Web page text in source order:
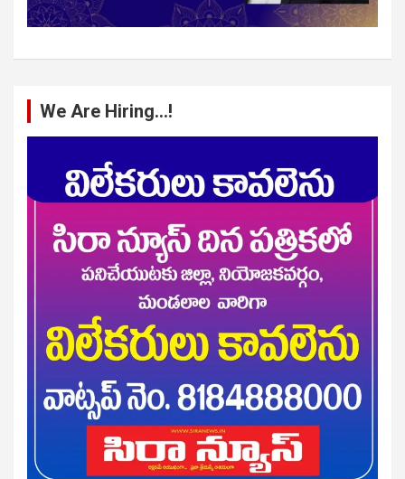
We Are Hiring…!